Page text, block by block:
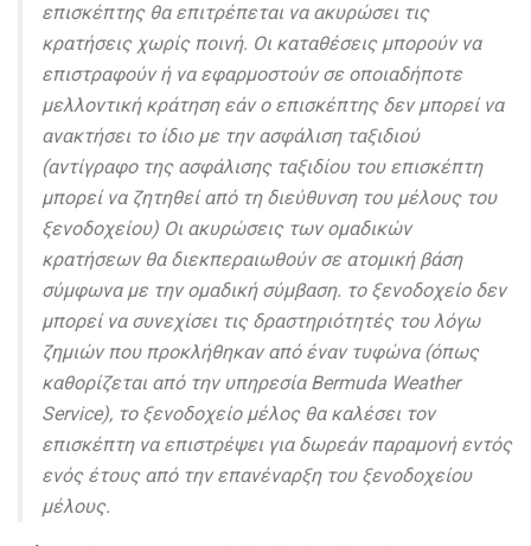
επισκέπτης θα επιτρέπεται να ακυρώσει τις
κρατήσεις χωρίς ποινή. Οι καταθέσεις μπορούν να
επιστραφούν ή να εφαρμοστούν σε οποιαδήποτε
μελλοντική κράτηση εάν ο επισκέπτης δεν μπορεί να
ανακτήσει το ίδιο με την ασφάλιση ταξιδιού
(αντίγραφο της ασφάλισης ταξιδίου του επισκέπτη
μπορεί να ζητηθεί από τη διεύθυνση του μέλους του
ξενοδοχείου) Οι ακυρώσεις των ομαδικών
κρατήσεων θα διεκπεραιωθούν σε ατομική βάση
σύμφωνα με την ομαδική σύμβαση. το ξενοδοχείο δεν
μπορεί να συνεχίσει τις δραστηριότητές του λόγω
ζημιών που προκλήθηκαν από έναν τυφώνα (όπως
καθορίζεται από την υπηρεσία Bermuda Weather
Service), το ξενοδοχείο μέλος θα καλέσει τον
επισκέπτη να επιστρέψει για δωρεάν παραμονή εντός
ενός έτους από την επανέναρξη του ξενοδοχείου
μέλους.